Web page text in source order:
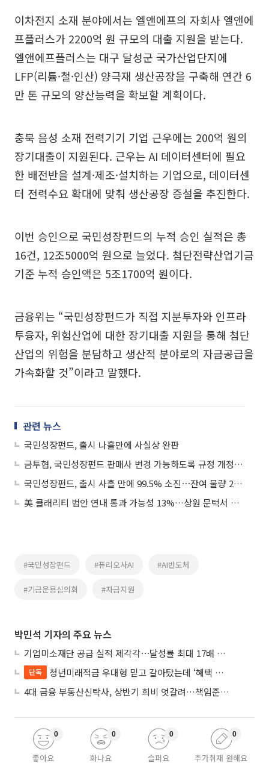
이차전지 소재 분야에서는 엘앤에프의 자회사 엘앤에
프플러스가 2200억 원 규모의 대출 지원을 받는다.
엘앤에프플러스는 대구 달성군 국가산업단지에
LFP(리튬·철·인산) 양극재 생산공장을 구축해 연간 6
만 톤 규모의 양산능력을 확보할 계획이다.
충북 음성 소재 전력기기 기업 근우에는 200억 원의
장기대출이 지원된다. 근우는 AI 데이터센터에 필요
한 배전반을 설계·제조·설치하는 기업으로, 데이터센
터 전력수요 확대에 맞춰 생산공장 증설을 추진한다.
이번 승인으로 국민성장펀드의 누적 승인 실적은 총
16건, 12조5000억 원으로 늘었다. 첨단전략산업기금
기준 누적 승인액은 5조1700억 원이다.
금융위는 “국민성장펀드가 직접 지분투자와 인프라
투융자, 위험산업에 대한 장기대출 지원을 통해 첨단
산업의 위험을 분담하고 생산적 분야로의 자금공급을
가속화할 것”이라고 말했다.
관련 뉴스
국민성장펀드, 출시 나흘만에 사실상 완판
금투협, 국민성장펀드 판매사 변경 가능하도록 규정 개정 추진
국민성장펀드, 출시 사흘 만에 99.5% 소진⋯잔여 물량 29억
美 클래리티 법안 연내 통과 가능성 13%…상원 문턱서 제동
#국민성장펀드 #퓨리오사AI #AI반도체
#기금운용심의회 #자금지원
박민석 기자의 주요 뉴스
기업미소재단 공급 실적 제각각⋯달성률 최대 17배 차이
단독
청년미래적금 우대형 믿고 갈아탔는데 ‘혜택 반토막’…심사 오류에 가입자 혼선
4대 금융 부동산신탁사, 상반기 희비 엇갈려…책임준공 손실 반영 시점이 갈랐다
좋아요
0
화나요
0
슬퍼요
0
추가취재 원해요
0